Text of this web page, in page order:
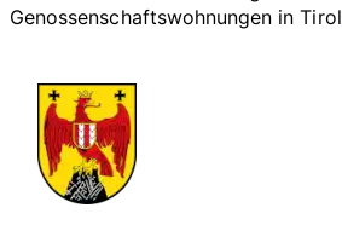
Genossenschaftswohnungen inTirol